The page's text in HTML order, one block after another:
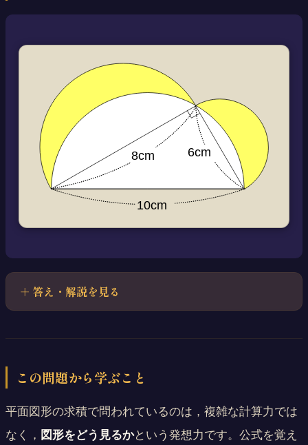
答え・解説を見る
この問題から学ぶこと
平面図形の求積で問われているのは，複雑な計算力では
なく， 図形をどう見るかという発想力です。公式を覚え